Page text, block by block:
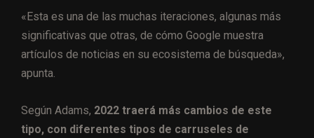
«Esta es una de las muchas iteraciones, algunas más
significativas que otras, de cómo Google muestra
artículos de noticias en su ecosistema de búsqueda»,
apunta.
Según Adams, 2022 traerá más cambios de este
tipo, con diferentes tipos de carruseles de